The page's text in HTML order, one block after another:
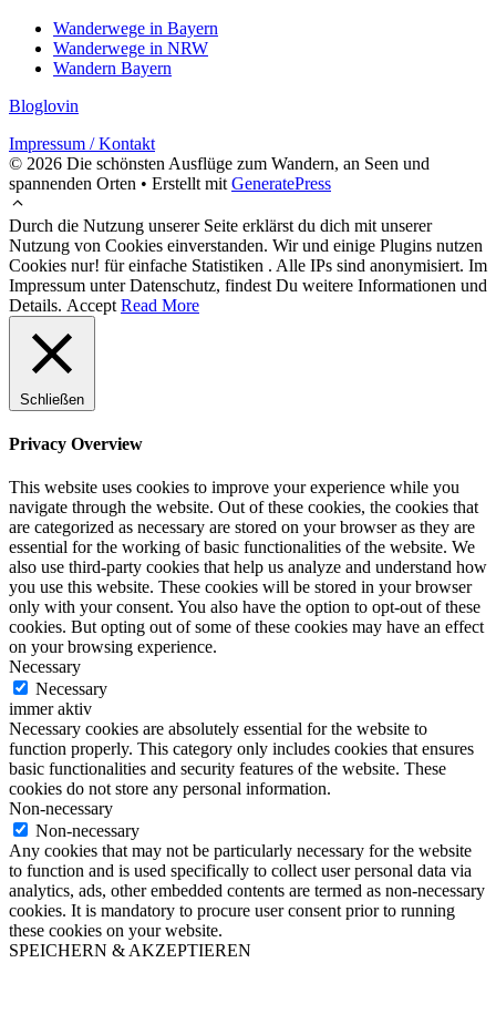
Wanderwege in Bayern
Wanderwege in NRW
Wandern Bayern
Bloglovin
Impressum / Kontakt
© 2026 Die schönsten Ausflüge zum Wandern, an Seen und
spannenden Orten • Erstellt mit GeneratePress
Durch die Nutzung unserer Seite erklärst du dich mit unserer
Nutzung von Cookies einverstanden. Wir und einige Plugins nutzen
Cookies nur! für einfache Statistiken . Alle IPs sind anonymisiert. Im
Impressum unter Datenschutz, findest Du weitere Informationen und
Details. Accept Read More
Schließen
Privacy Overview
This website uses cookies to improve your experience while you
navigate through the website. Out of these cookies, the cookies that
are categorized as necessary are stored on your browser as they are
essential for the working of basic functionalities of the website. We
also use third-party cookies that help us analyze and understand how
you use this website. These cookies will be stored in your browser
only with your consent. You also have the option to opt-out of these
cookies. But opting out of some of these cookies may have an effect
on your browsing experience.
Necessary
Necessary
immer aktiv
Necessary cookies are absolutely essential for the website to
function properly. This category only includes cookies that ensures
basic functionalities and security features of the website. These
cookies do not store any personal information.
Non-necessary
Non-necessary
Any cookies that may not be particularly necessary for the website
to function and is used specifically to collect user personal data via
analytics, ads, other embedded contents are termed as non-necessary
cookies. It is mandatory to procure user consent prior to running
these cookies on your website.
SPEICHERN & AKZEPTIEREN